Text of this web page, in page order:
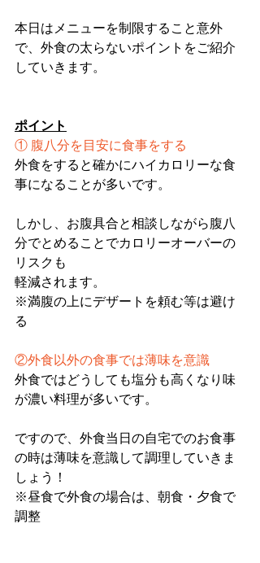
本日はメニューを制限すること意外
で、外食の太らないポイントをご紹介
していきます。
ポイント
① 腹八分を目安に食事をする
外食をすると確かにハイカロリーな食
事になることが多いです。
しかし、お腹具合と相談しながら腹八
分でとめることでカロリーオーバーの
リスクも
軽減されます。
※満腹の上にデザートを頼む等は避け
る
②外食以外の食事では薄味を意識
外食ではどうしても塩分も高くなり味
が濃い料理が多いです。
ですので、外食当日の自宅でのお食事
の時は薄味を意識して調理していきま
しょう！
※昼食で外食の場合は、朝食・夕食で
調整